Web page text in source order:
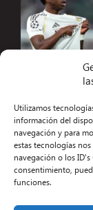
Utilizamos
información del
navegación y para
estas tecnologías
navegación o los
consentimiento,
funciones.